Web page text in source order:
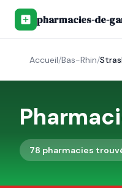
pharmacies-de-
Accueil/Bas-Rhin/
78 pharmacies